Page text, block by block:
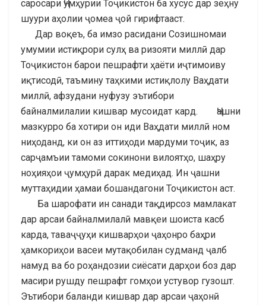
саросари Ҷумҳурии Тоҷикистон ба хусус дар зеҳну
шуури аҳолии ҷомеа ҷой гирифтааст.
Дар воқеъ, ба имзо расидани Созишномаи
умумии истиқрори сулҳ ва ризояти миллӣ дар
Тоҷикистон барои пешрафти ҳаёти иҷтимоиву
иқтисодӣ, таъмину таҳкими истиқлолу Ваҳдати
миллӣ, афзудани нуфузу эътибори
байналмилалии кишвар мусоидат кард. Ҷашни
мазкурро ба хотири он иди Ваҳдати миллӣ ном
ниҳоданд, ки он аз иттиҳоди мардуми тоҷик, аз
сарҷамъии тамоми сокинони вилоятҳо, шаҳру
ноҳияҳои ҷумҳурӣ дарак медиҳад. Ин ҷашни
муттаҳидии ҳамаи бошандагони Тоҷикистон аст.
Ба шарофати ин санади тақдирсоз мамлакат
дар арсаи байналмилалӣ мавқеи шоиста касб
карда, таваҷҷуҳи кишварҳои ҷаҳонро баҳри
ҳамкориҳои васеи мутақобилан судманд ҷалб
намуд ва бо роҳандозии сиёсати дарҳои боз дар
масири рушду пешрафт гомҳои устувор гузошт.
Эътибори баланди кишвар дар арсаи ҷаҳонӣ